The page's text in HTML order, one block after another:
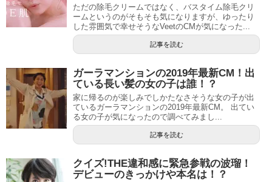
ただの除毛クリームではなく、バスタイム除毛クリ
ームというのがそもそも気になりますが、ゆったり
した雰囲気で幸せそうなVeetのCMが気になった...
記事を読む
ガーラマンションの2019年最新CM！出
ている長い髪の女の子は誰！？
家に帰るのが楽しみでしかたなさそうな女の子が出
ているガーラマンションの2019年最新CM。 出てい
る女の子が気になったので調べてみまし...
記事を読む
クイズ!THE違和感に緊急参戦の波瑠！
デビューのきっかけや本名は！？